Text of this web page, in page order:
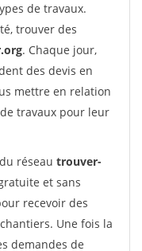
de travaux.
trouver des
. Chaque jour,
des devis en
mettre en relation
travaux pour leur
réseau trouver-
et sans
recevoir des
Une fois la
demandes de